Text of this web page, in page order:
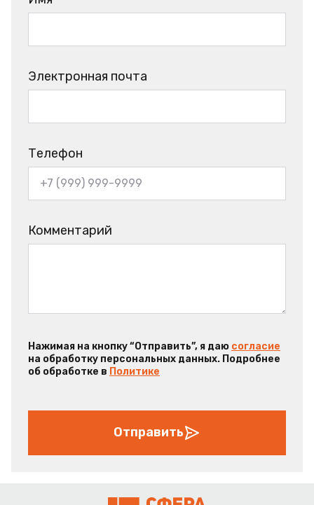
Электронная почта
Телефон
Комментарий
Нажимая на кнопку “Отправить”, я даю согласие
на обработку персональных данных. Подробнее
об обработке в Политике
Отправить